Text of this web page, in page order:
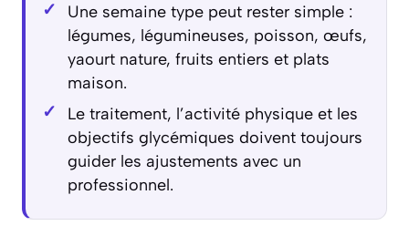
Une semaine type peut rester simple :
légumes, légumineuses, poisson, œufs,
yaourt nature, fruits entiers et plats
maison.
Le traitement, l’activité physique et les
objectifs glycémiques doivent toujours
guider les ajustements avec un
professionnel.